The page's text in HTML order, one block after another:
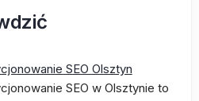
SEO Olsztyn
SEO w Olsztynie to